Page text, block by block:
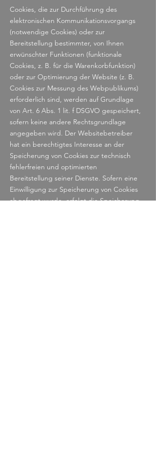
Cookies, die zur Durchführung des
elektronischen Kommunikationsvorgangs
(notwendige Cookies) oder zur
Bereitstellung bestimmter, von Ihnen
erwünschter Funktionen (funktionale
Cookies, z. B. für die Warenkorbfunktion)
oder zur Optimierung der Website (z. B.
Cookies zur Messung des Webpublikums)
erforderlich sind, werden auf Grundlage
von Art. 6 Abs. 1 lit. f DSGVO gespeichert,
sofern keine andere Rechtsgrundlage
angegeben wird. Der Websitebetreiber
hat ein berechtigtes Interesse an der
Speicherung von Cookies zur technisch
fehlerfreien und optimierten
Bereitstellung seiner Dienste. Sofern eine
Einwilligung zur Speicherung von Cookies
abgefragt wurde, erfolgt die Speicherung